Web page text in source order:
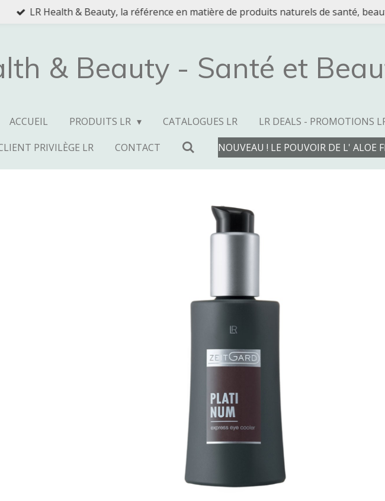
LR Health & Beauty, la référence en matière de produits naturels de santé,
& Beauty - Santé et
ACCUEIL PRODUITS LR CATALOGUES LR LR DEALS - PROMOTIONS
PRIVILÈGE LR
CONTACT NOUVEAU ! LE POUVOIR DE L' ALOE